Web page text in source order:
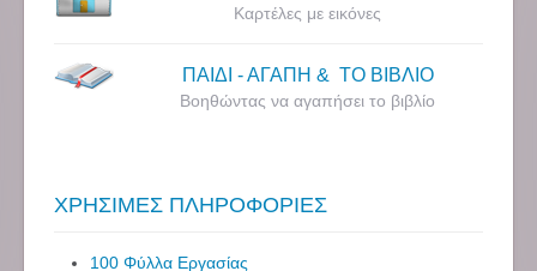
Καρτέλες με εικόνες
ΠΑΙΔΙ - ΑΓΑΠΗ & ΤΟ ΒΙΒΛΙΟ
Βοηθώντας να αγαπήσει το βιβλίο
ΧΡΗΣΙΜΕΣ ΠΛΗΡΟΦΟΡΙΕΣ
100 Φύλλα Εργασίας